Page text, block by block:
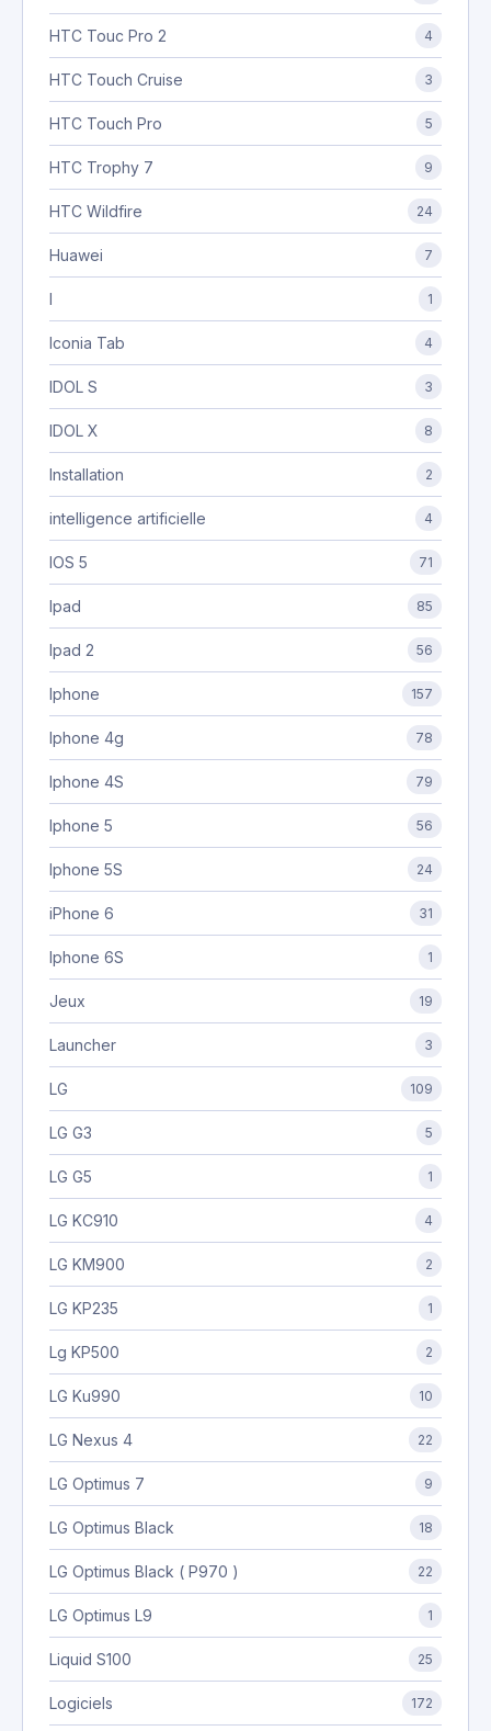
HTC Touc Pro 2 4
HTC Touch Cruise 3
HTC Touch Pro 5
HTC Trophy 7 9
HTC Wildfire 24
Huawei 7
I 1
Iconia Tab 4
IDOL S 3
IDOL X 8
Installation 2
intelligence artificielle 4
IOS 5 71
Ipad 85
Ipad 2 56
Iphone 157
Iphone 4g 78
Iphone 4S 79
Iphone 5 56
Iphone 5S 24
iPhone 6 31
Iphone 6S 1
Jeux 19
Launcher 3
LG 109
LG G3 5
LG G5 1
LG KC910 4
LG KM900 2
LG KP235 1
Lg KP500 2
LG Ku990 10
LG Nexus 4 22
LG Optimus 7 9
LG Optimus Black 18
LG Optimus Black ( P970 ) 22
LG Optimus L9 1
Liquid S100 25
Logiciels 172